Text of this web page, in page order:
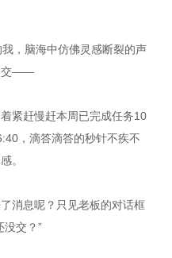
，脑海中仿佛灵感断裂的声
交——
紧赶慢赶本周已完成任务10
，滴答滴答的秒针不疾不
。
消息呢？只见老板的对话框
没交？”